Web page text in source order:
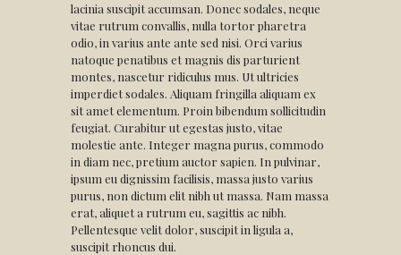
lacinia suscipit accumsan. Donec sodales, neque
vitae rutrum convallis, nulla tortor pharetra
odio, in varius ante ante sed nisi. Orci varius
natoque penatibus et magnis dis parturient
montes, nascetur ridiculus mus. Ut ultricies
imperdiet sodales. Aliquam fringilla aliquam ex
sit amet elementum. Proin bibendum sollicitudin
feugiat. Curabitur ut egestas justo, vitae
molestie ante. Integer magna purus, commodo
in diam nec, pretium auctor sapien. In pulvinar,
ipsum eu dignissim facilisis, massa justo varius
purus, non dictum elit nibh ut massa. Nam massa
erat, aliquet a rutrum eu, sagittis ac nibh.
Pellentesque velit dolor, suscipit in ligula a,
suscipit rhoncus dui.